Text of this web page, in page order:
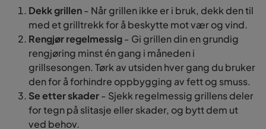
Dekk grillen- Når grillen ikke er i bruk, dekk den til
med et grilltrekk for å beskytte mot vær og vind.
Rengjør regelmessig- Gi grillen din en grundig
rengjøring minst én gang i måneden i
grillsesongen. Tørk av utsiden hver gang du bruker
den for å forhindre oppbygging av fett og smuss.
Se etter skader- Sjekk regelmessig grillens deler
for tegn på slitasje eller skader, og bytt dem ut
ved behov.